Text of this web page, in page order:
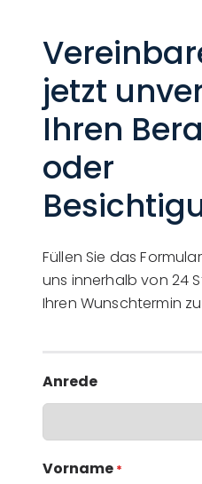
jetzt
Ihren
oder
Füllen Sie das
uns innerhalb von 24
Ihren Wunschtermin
Anrede
Vorname *